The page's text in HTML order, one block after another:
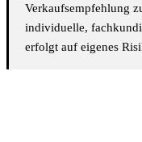
Verkaufsempfehlung
individuelle,
erfolgt auf eigenes